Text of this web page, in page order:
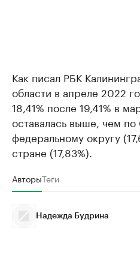
Как писал РБК
области в апреле 2022
18,41% после 19,41% в
оставалась выше, чем
федеральному округу
стране (17,83%).
АвторыТеги
Надежда Будрина